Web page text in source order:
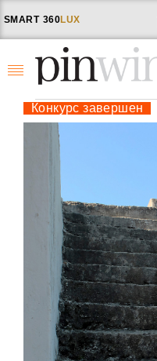
SMART 360LUX
Конкурс завершен